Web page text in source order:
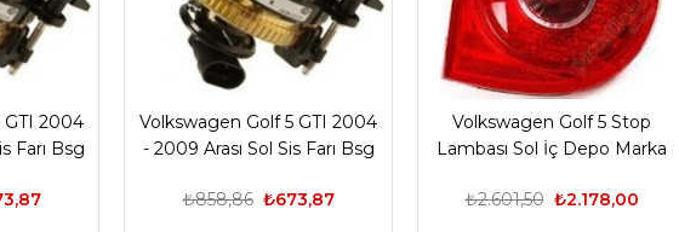
GTI 2004
Farı Bsg
Volkswagen Golf 5 GTI 2004
- 2009 Arası Sol Sis Farı Bsg
₺673,87
₺858,86
Volkswagen Golf 5 Stop
Lambası Sol İç Depo Marka
₺2.178,00
₺2.601,50